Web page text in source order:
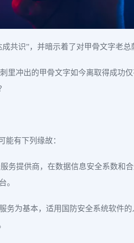
共识”，并暗示着了对甲骨文字老总
里冲出的甲骨文字如今离取得成功
能有下列缘故：
务提供商，在数据信息安全系数和
。
务为基本，适用国防安全系统软件